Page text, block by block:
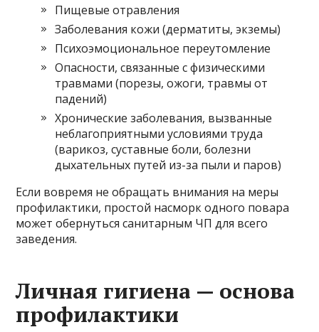
Пищевые отравления
Заболевания кожи (дерматиты, экземы)
Психоэмоциональное переутомление
Опасности, связанные с физическими
травмами (порезы, ожоги, травмы от
падений)
Хронические заболевания, вызванные
неблагоприятными условиями труда
(варикоз, суставные боли, болезни
дыхательных путей из-за пыли и паров)
Если вовремя не обращать внимания на меры
профилактики, простой насморк одного повара
может обернуться санитарным ЧП для всего
заведения.
Личная гигиена — основа
профилактики